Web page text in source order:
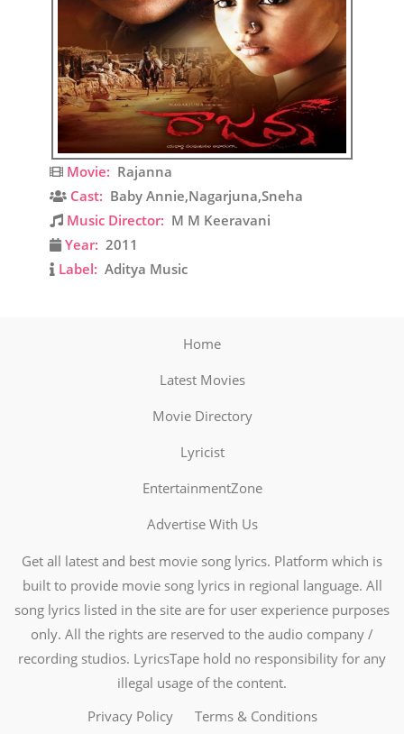
Movie: Rajanna
Cast: Baby Annie,Nagarjuna,Sneha
Music Director: M M Keeravani
Year: 2011
Label: Aditya Music
Home
Latest Movies
Movie Directory
Lyricist
EntertainmentZone
Advertise With Us
Get all latest and best movie song lyrics. Platform which is
built to provide movie song lyrics in regional language. All
song lyrics listed in the site are for user experience purposes
only. All the rights are reserved to the audio company /
recording studios. LyricsTape hold no responsibility for any
illegal usage of the content.
Privacy Policy
Terms & Conditions